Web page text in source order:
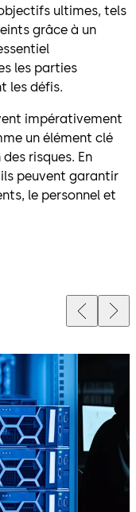
ultimes, tels
grâce à un
les parties
les défis.
impérativement
un élément clé
risques. En
peuvent garantir
le personnel et